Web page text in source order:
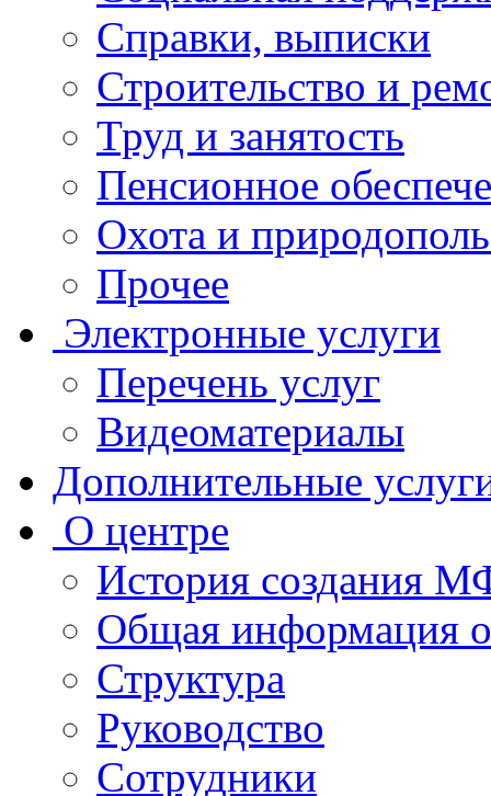
Справки, выписки
Строительство и
Труд и занятость
Пенсионное
Охота и
Прочее
Электронные услуги
Перечень услуг
Видеоматериалы
Дополнительные
О центре
История создания
Общая
Структура
Руководство
Сотрудники